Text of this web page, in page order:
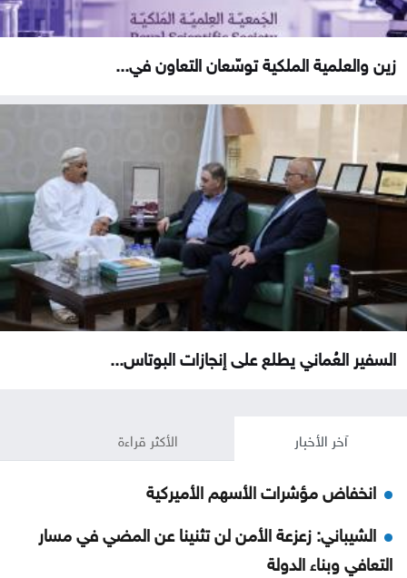
زين والعلمية الملكية توسّعان التعاون في...
السفير العُماني يطلع على إنجازات البوتاس...
آخر الأخبار الأكثر قراءة
انخفاض مؤشرات الأسهم الأميركية
الشيباني: زعزعة الأمن لن تثنينا عن المضي في مسار
التعافي وبناء الدولة